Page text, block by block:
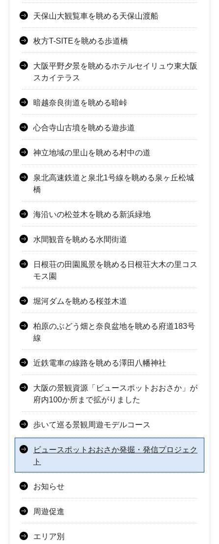
天保山大観覧車を眺める天保山渡船
枚方T-SITEを眺める歩道橋
大阪平野夕景を眺めるホテルセイリュウ東大阪
スカイテラス
暗越奈良街道を眺める暗峠
心合寺山古墳を眺める遊歩道
神立地域の里山を眺める村中の道
泉北高速鉄道と泉北1号線を眺める泉ヶ丘松城
橋
海沿いの松並木を眺める新浜緑地
水間観音を眺める水間街道
日根荘の田園風景を眺める日根荘大木の里コス
モス園
堀河ダムを眺める桜並木道
柏原のぶどう畑と奈良盆地を眺める府道183号
線
近鉄電車の線路を眺める澤田八幡神社
大阪の景観資源「ビュースポットおおさか」が
府内100か所まで拡がりました
歩いて巡る景観周遊モデルコース
ビュースポットおおさか発掘・発信プロジェク
ト
お知らせ
周遊促進
エリア別